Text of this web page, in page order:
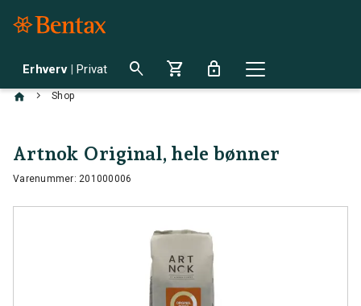
Erhverv | Privat search shopping_cart lock
chevron_right Shop
Artnok Original, hele bønner
Varenummer: 201000006